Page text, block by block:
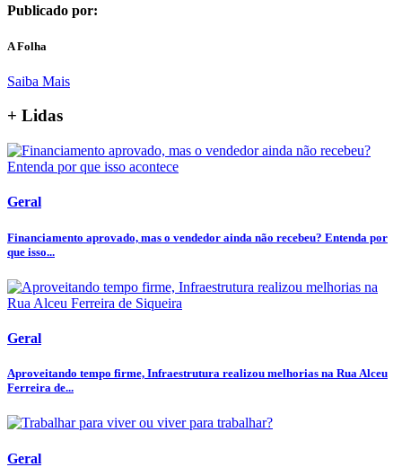
Publicado por:
A Folha
Saiba Mais
+ Lidas
Geral
Financiamento aprovado, mas o vendedor ainda não recebeu? Entenda por
que isso...
Geral
Aproveitando tempo firme, Infraestrutura realizou melhorias na Rua Alceu
Ferreira de...
Geral